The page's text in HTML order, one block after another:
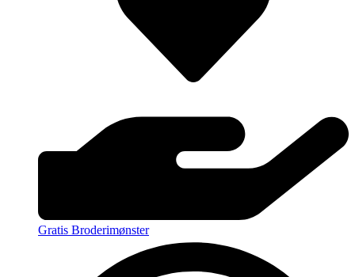
Gratis Broderimønster